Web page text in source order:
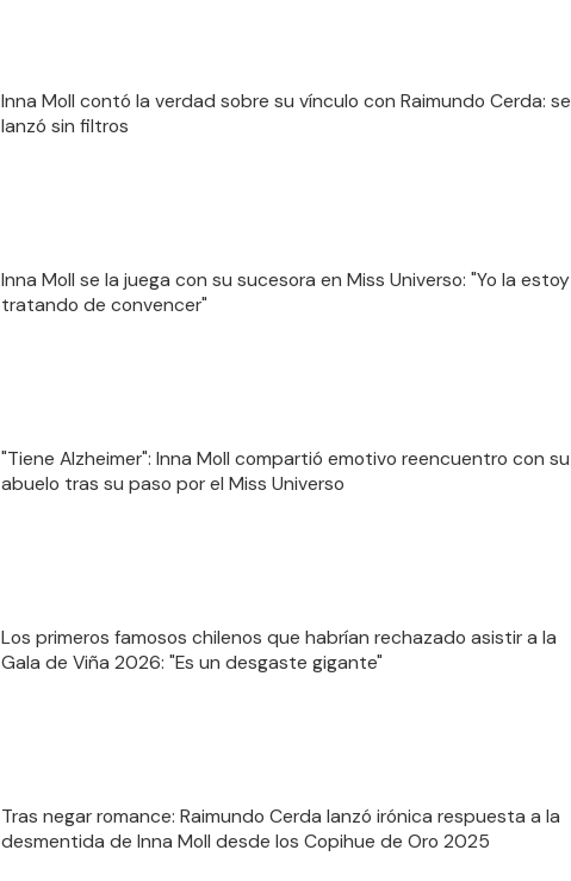
Inna Moll contó la verdad sobre su vínculo con Raimundo Cerda: se
lanzó sin filtros
Inna Moll se la juega con su sucesora en Miss Universo: "Yo la estoy
tratando de convencer"
"Tiene Alzheimer": Inna Moll compartió emotivo reencuentro con su
abuelo tras su paso por el Miss Universo
Los primeros famosos chilenos que habrían rechazado asistir a la
Gala de Viña 2026: "Es un desgaste gigante"
Tras negar romance: Raimundo Cerda lanzó irónica respuesta a la
desmentida de Inna Moll desde los Copihue de Oro 2025